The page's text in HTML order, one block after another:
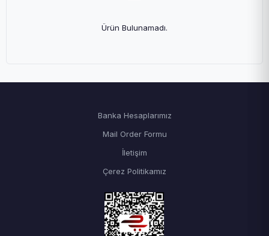
Ürün Bulunamadı.
Banka Hesaplarımız
Mail Order Formu
İletişim
Çerez Politikamız